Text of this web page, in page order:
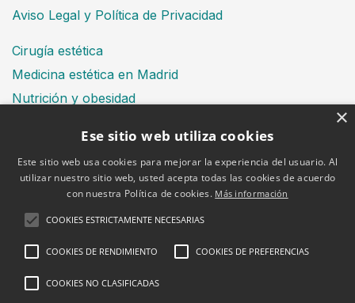
Aviso Legal y Política de Privacidad
Cirugía estética
Medicina estética en Madrid
Nutrición y obesidad
Financiación
Política de cookies
2026 © Clínica Bruselas
×
Ese sitio web utiliza cookies
Este sitio web usa cookies para mejorar la experiencia del usuario. Al
utilizar nuestro sitio web, usted acepta todas las cookies de acuerdo
con nuestra Política de cookies. Más información
COOKIES ESTRICTAMENTE NECESARIAS
COOKIES DE RENDIMIENTO COOKIES DE PREFERENCIAS
COOKIES NO CLASIFICADAS